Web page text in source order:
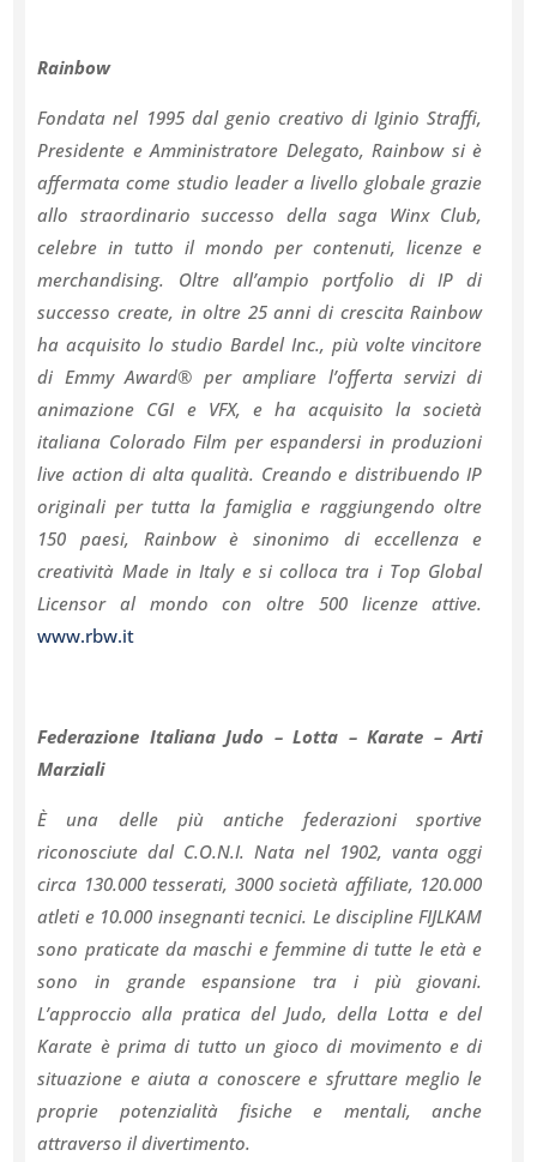
Rainbow
Fondata nel 1995 dal genio creativo di Iginio Straffi,
Presidente e Amministratore Delegato, Rainbow si è
affermata come studio leader a livello globale grazie
allo straordinario successo della saga Winx Club,
celebre in tutto il mondo per contenuti, licenze e
merchandising. Oltre all’ampio portfolio di IP di
successo create, in oltre 25 anni di crescita Rainbow
ha acquisito lo studio Bardel Inc., più volte vincitore
di Emmy Award® per ampliare l’offerta servizi di
animazione CGI e VFX, e ha acquisito la società
italiana Colorado Film per espandersi in produzioni
live action di alta qualità. Creando e distribuendo IP
originali per tutta la famiglia e raggiungendo oltre
150 paesi, Rainbow è sinonimo di eccellenza e
creatività Made in Italy e si colloca tra i Top Global
Licensor al mondo con oltre 500 licenze attive.
www.rbw.it
Federazione Italiana Judo – Lotta – Karate – Arti
Marziali
È una delle più antiche federazioni sportive
riconosciute dal C.O.N.I. Nata nel 1902, vanta oggi
circa 130.000 tesserati, 3000 società affiliate, 120.000
atleti e 10.000 insegnanti tecnici. Le discipline FIJLKAM
sono praticate da maschi e femmine di tutte le età e
sono in grande espansione tra i più giovani.
L’approccio alla pratica del Judo, della Lotta e del
Karate è prima di tutto un gioco di movimento e di
situazione e aiuta a conoscere e sfruttare meglio le
proprie potenzialità fisiche e mentali, anche
attraverso il divertimento.